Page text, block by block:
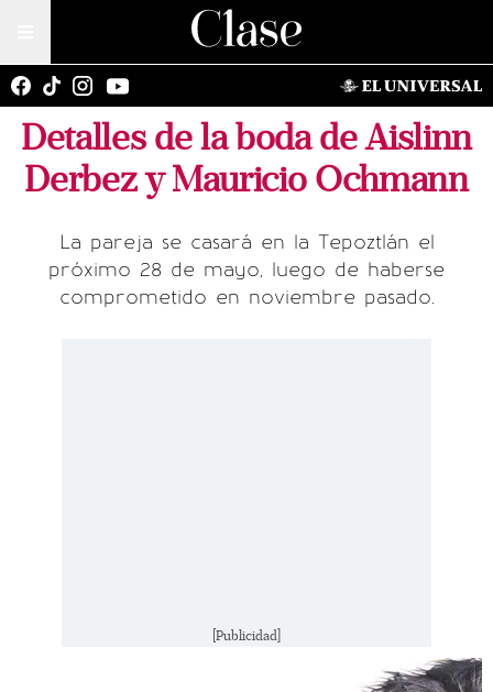
Detalles de la boda de Aislinn
Derbez y Mauricio Ochmann
La pareja se casará en la Tepoztlán el
próximo 28 de mayo, luego de haberse
comprometido en noviembre pasado.
[Publicidad]